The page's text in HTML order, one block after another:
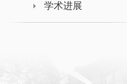
学术进展